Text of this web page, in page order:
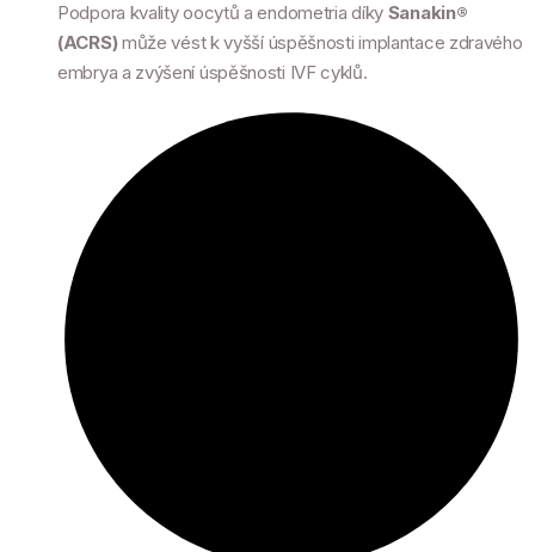
Podpora kvality oocytů a endometria díky Sanakin®
(ACRS)může vést k vyšší úspěšnosti implantace zdravého
embrya a zvýšení úspěšnosti IVF cyklů.